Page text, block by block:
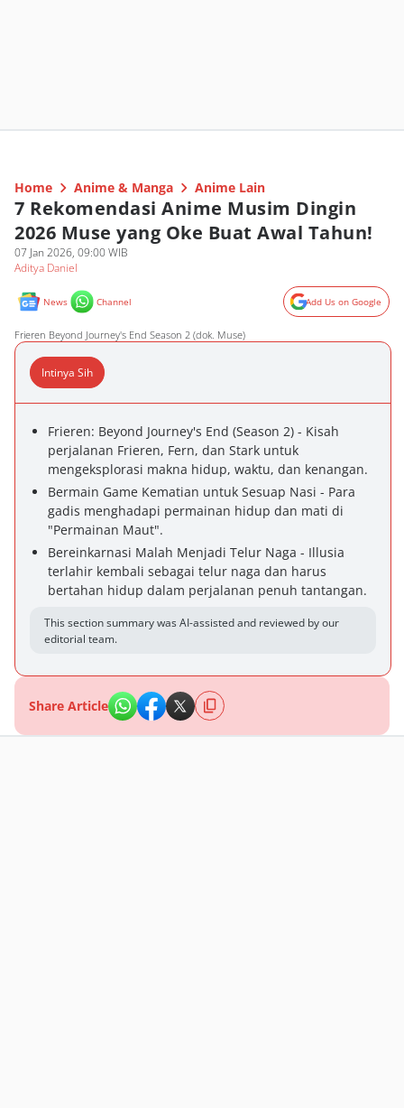
Home Anime & Manga Anime Lain
7 Rekomendasi Anime Musim Dingin
2026 Muse yang Oke Buat Awal Tahun!
07 Jan 2026, 09:00 WIB
Aditya Daniel
News Channel Add Us on Google
Frieren Beyond Journey's End Season 2 (dok. Muse)
Intinya Sih
Frieren: Beyond Journey's End (Season 2) - Kisah
perjalanan Frieren, Fern, dan Stark untuk
mengeksplorasi makna hidup, waktu, dan kenangan.
Bermain Game Kematian untuk Sesuap Nasi - Para
gadis menghadapi permainan hidup dan mati di
"Permainan Maut".
Bereinkarnasi Malah Menjadi Telur Naga - Illusia
terlahir kembali sebagai telur naga dan harus
bertahan hidup dalam perjalanan penuh tantangan.
This section summary was AI-assisted and reviewed by our
editorial team.
Share Article